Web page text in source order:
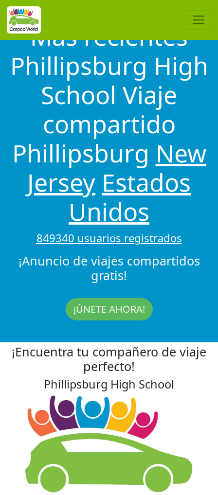
Más recientes
Phillipsburg High
School Viaje
compartido
Phillipsburg New
Jersey Estados
Unidos
849340 usuarios registrados
¡Anuncio de viajes compartidos
gratis!
¡ÚNETE AHORA!
¡Encuentra tu compañero de viaje
perfecto!
Phillipsburg High School